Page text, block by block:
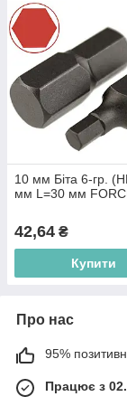
10 мм Біта 6-гр.
мм L=30 мм
42,64 ₴
Купити
Про нас
95%
Працює з